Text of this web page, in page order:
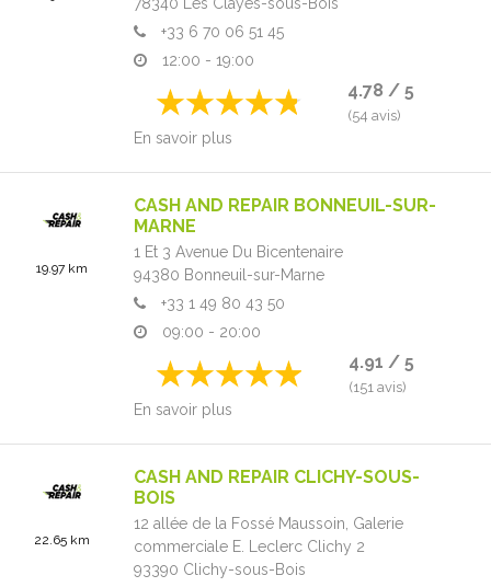
+33 6 70 06 51 45
12:00 - 19:00
4.78 / 5
(54 avis)
En savoir plus
19.97 km
CASH AND REPAIR BONNEUIL-SUR-
MARNE
1 Et 3 Avenue Du Bicentenaire
94380 Bonneuil-sur-Marne
+33 1 49 80 43 50
09:00 - 20:00
4.91 / 5
(151 avis)
En savoir plus
22.65 km
CASH AND REPAIR CLICHY-SOUS-
BOIS
12 allée de la Fossé Maussoin, Galerie
commerciale E. Leclerc Clichy 2
93390 Clichy-sous-Bois